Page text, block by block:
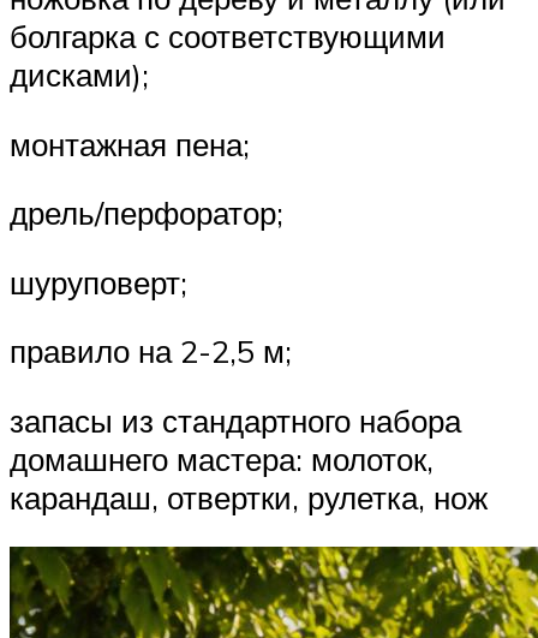
болгарка с соответствующими
дисками);
монтажная пена;
дрель/перфоратор;
шуруповерт;
правило на 2-2,5 м;
запасы из стандартного набора
домашнего мастера: молоток,
карандаш, отвертки, рулетка, нож